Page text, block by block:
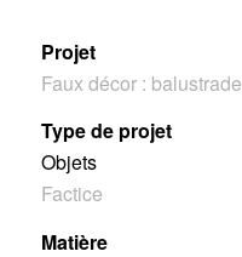
Projet
Faux décor : balustrade
Type de projet
Objets
Factice
Matière